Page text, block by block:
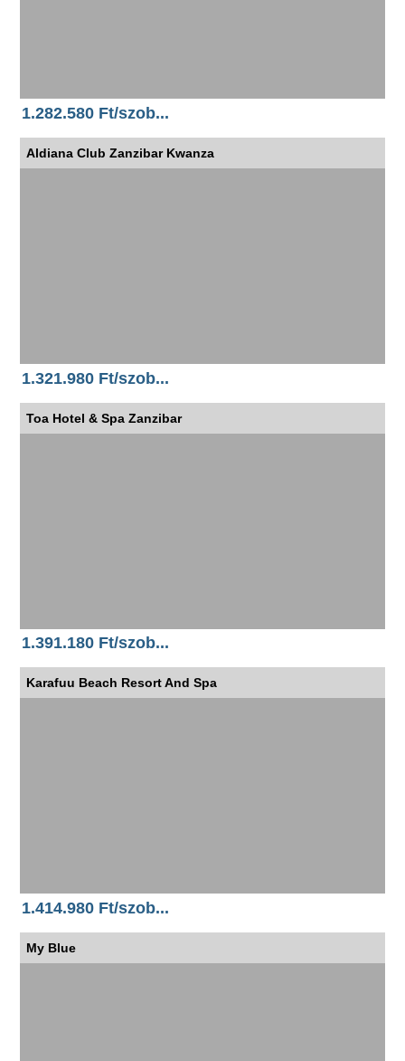
1.282.580 Ft/szob...
Aldiana Club Zanzibar Kwanza
1.321.980 Ft/szob...
Toa Hotel & Spa Zanzibar
1.391.180 Ft/szob...
Karafuu Beach Resort And Spa
1.414.980 Ft/szob...
My Blue